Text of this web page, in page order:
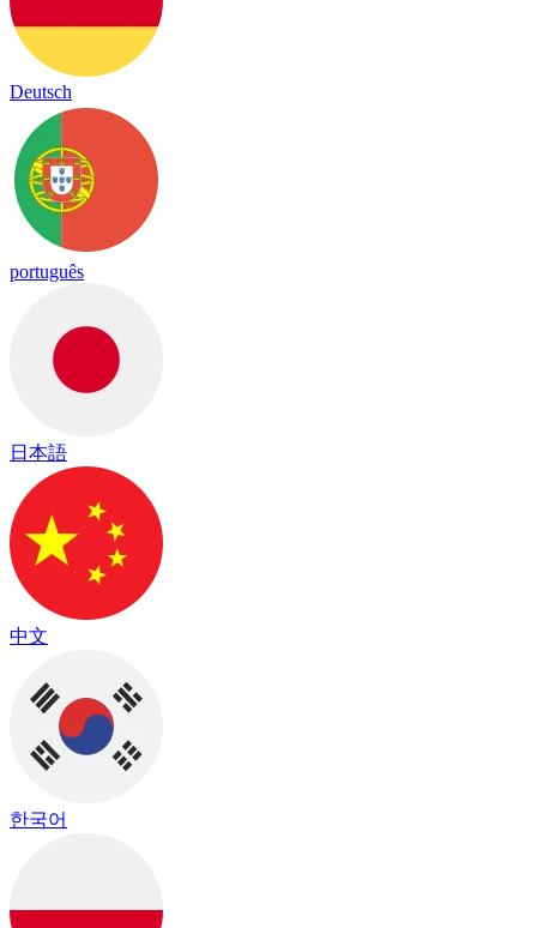
Deutsch
português
日本語
中文
한국어